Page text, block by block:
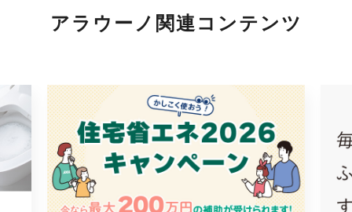
アラウーノ関連コンテンツ